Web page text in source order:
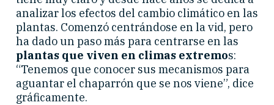
analizar los efectos del cambio climático en las
plantas. Comenzó centrándose en la vid, pero
ha dado un paso más para centrarse en las
plantas que viven en climas extremos:
“Tenemos que conocer sus mecanismos para
aguantar el chaparrón que se nos viene”, dice
gráficamente.